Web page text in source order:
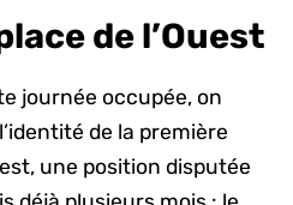
de l’Ouest
journée occupée, on
l’identité de la première
une position disputée